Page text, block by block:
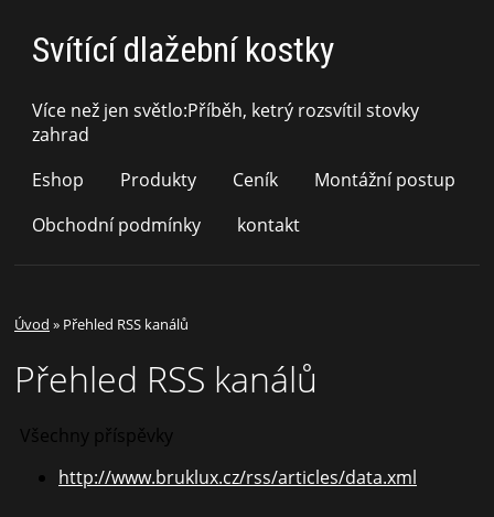
Svítící dlažební kostky
Více než jen světlo:Příběh, ketrý rozsvítil stovky
zahrad
Eshop
Produkty Ceník
Montážní postup
Obchodní podmínky
kontakt
Úvod » Přehled RSS kanálů
Přehled RSS kanálů
Všechny příspěvky
http://www.bruklux.cz/rss/articles/data.xml